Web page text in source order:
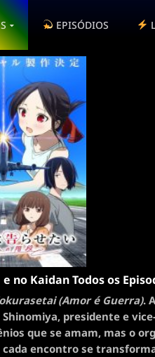
EPISÓDIOS
no Kaidan Todos os
(Amor é Guerra).
presidente e
que se amam, mas o
encontro se